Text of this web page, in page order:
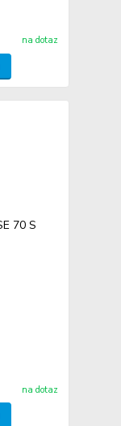
na dotaz
na dotaz